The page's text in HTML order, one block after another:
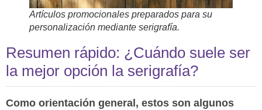
Artículos promocionales preparados para su
personalización mediante serigrafía.
Resumen rápido: ¿Cuándo suele ser
la mejor opción la serigrafía?
Como orientación general, estos son algunos